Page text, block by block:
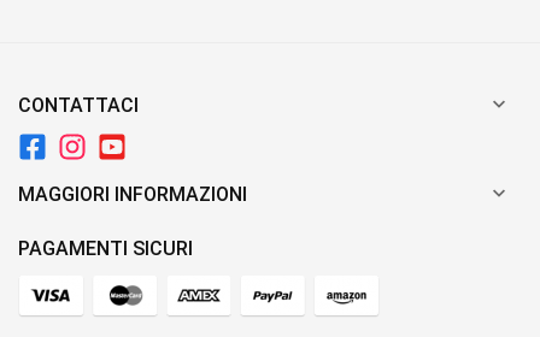
CONTATTACI 
MAGGIORI INFORMAZIONI 
PAGAMENTI SICURI